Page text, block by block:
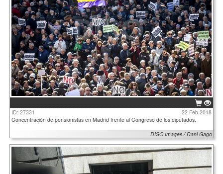
ID: 27331
22 Feb 2018
Concentración de pensionistas en Madrid frente al Congreso de los diputados.
DISO Images / Dani Gago